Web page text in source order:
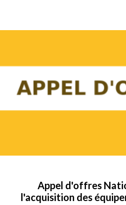
Appel d'offres
l'acquisition des